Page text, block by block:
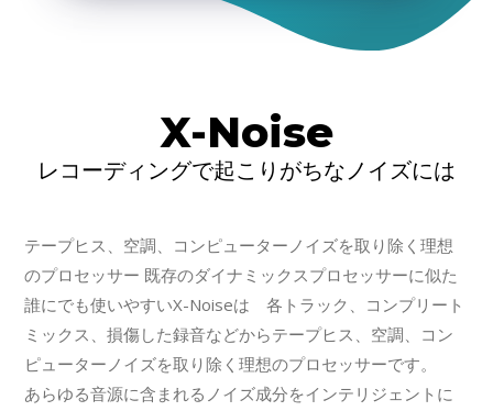
X-Noise
レコーディングで起こりがちなノイズには
テープヒス、空調、コンピューターノイズを取り除く理想
のプロセッサー 既存のダイナミックスプロセッサーに似た
誰にでも使いやすいX-Noiseは 各トラック、コンプリート
ミックス、損傷した録音などからテープヒス、空調、コン
ピューターノイズを取り除く理想のプロセッサーです。
あらゆる音源に含まれるノイズ成分をインテリジェントに